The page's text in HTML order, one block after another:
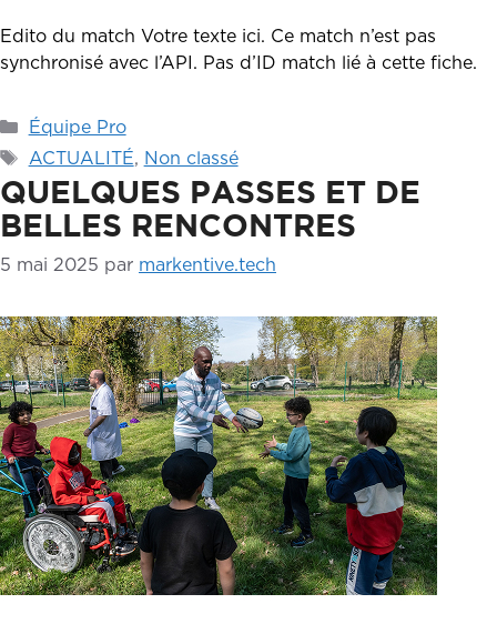
Edito du match Votre texte ici. Ce match n’est pas
synchronisé avec l’API. Pas d’ID match lié à cette fiche.
Catégories
Équipe Pro
Étiquettes
ACTUALITÉ, Non classé
QUELQUES PASSES ET DE
BELLES RENCONTRES
5 mai 2025 par markentive.tech